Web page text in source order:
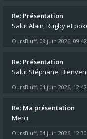
Re: Présentation
OursBluff, 08 juin 2026, 09:42
Re: Présentation
OursBluff, 04 juin 2026, 12:42
Re: Ma présentation
Merci.
OursBluff, 04 juin 2026, 12:30